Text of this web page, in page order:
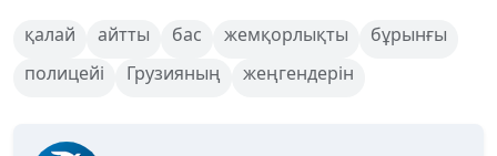
қалай айтты бас жемқорлықты
бұрынғы
полицейі
Грузияның жеңгендерін